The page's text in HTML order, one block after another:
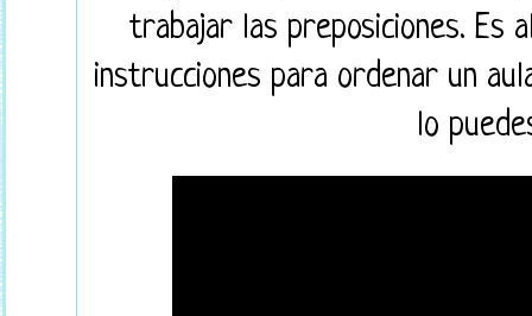
trabajar las preposiciones. Es
instrucciones para ordenar un
lo